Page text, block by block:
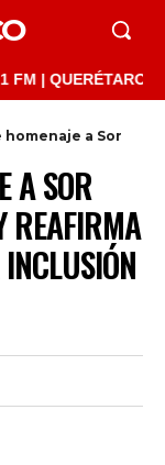
homenaje a Sor
A SOR
REAFIRMA